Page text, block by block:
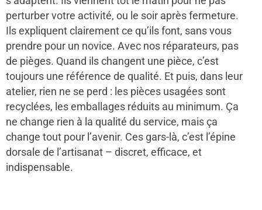
perturber votre activité, ou le soir après fermeture.
Ils expliquent clairement ce qu’ils font, sans vous
prendre pour un novice. Avec nos réparateurs, pas
de pièges. Quand ils changent une pièce, c’est
toujours une référence de qualité. Et puis, dans leur
atelier, rien ne se perd : les pièces usagées sont
recyclées, les emballages réduits au minimum. Ça
ne change rien à la qualité du service, mais ça
change tout pour l’avenir. Ces gars-là, c’est l’épine
dorsale de l’artisanat – discret, efficace, et
indispensable.